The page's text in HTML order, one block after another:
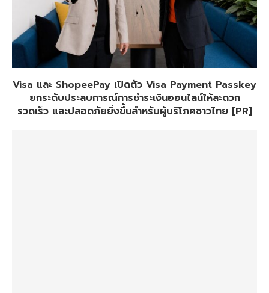
Visa และ ShopeePay เปิดตัว Visa Payment Passkey
ยกระดับประสบการณ์การชำระเงินออนไลน์ให้สะดวก
รวดเร็ว และปลอดภัยยิ่งขึ้นสำหรับผู้บริโภคชาวไทย [PR]